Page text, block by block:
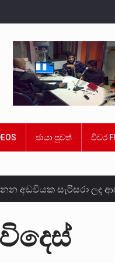
ඡායා පුවත් විවර
අඩවියක සැරිසරා ලද
ප්‍රධාන වෙඩික්කරු